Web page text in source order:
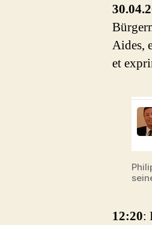
Aides,
et
12:20: